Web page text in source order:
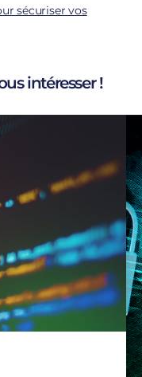
sécuriser vos
intéresser !